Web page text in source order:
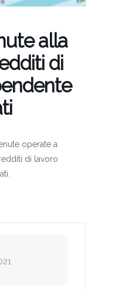
alla
di
operate a
di lavoro